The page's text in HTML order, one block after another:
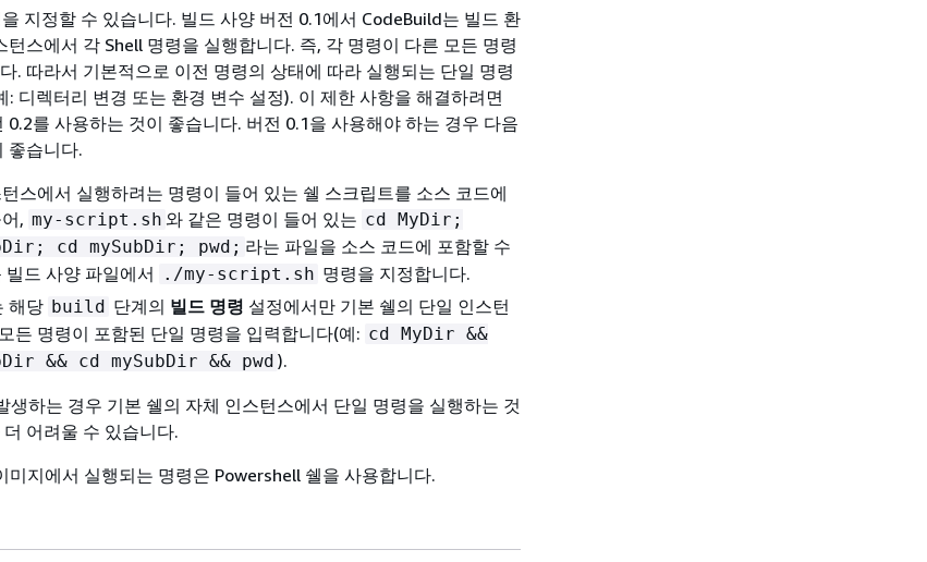
지정할 수 있습니다. 빌드 사양 버전 0.1에서 CodeBuild는 빌드 환
턴스에서 각 Shell 명령을 실행합니다. 즉, 각 명령이 다른 모든 명령
. 따라서 기본적으로 이전 명령의 상태에 따라 실행되는 단일 명령
: 디렉터리 변경 또는 환경 변수 설정). 이 제한 사항을 해결하려면
0.2를 사용하는 것이 좋습니다. 버전 0.1을 사용해야 하는 경우 다음
좋습니다.
스에서 실행하려는 명령이 들어 있는 쉘 스크립트를 소스 코드에
, my-script.sh 와 같은 명령이 들어 있는 cd MyDir;
cd mySubDir; pwd; 라는 파일을 소스 코드에 포함할 수
드 사양 파일에서
./my-script.sh 명령을 지정합니다.
해당 build 단계의 빌드 명령 설정에서만 기본 쉘의 단일 인스턴
든 명령이 포함된 단일 명령을 입력합니다(예: cd MyDir &&
&& cd mySubDir && pwd ).
생하는 경우 기본 쉘의 자체 인스턴스에서 단일 명령을 실행하는 것
어려울 수 있습니다.
미지에서 실행되는 명령은 Powershell 쉘을 사용합니다.